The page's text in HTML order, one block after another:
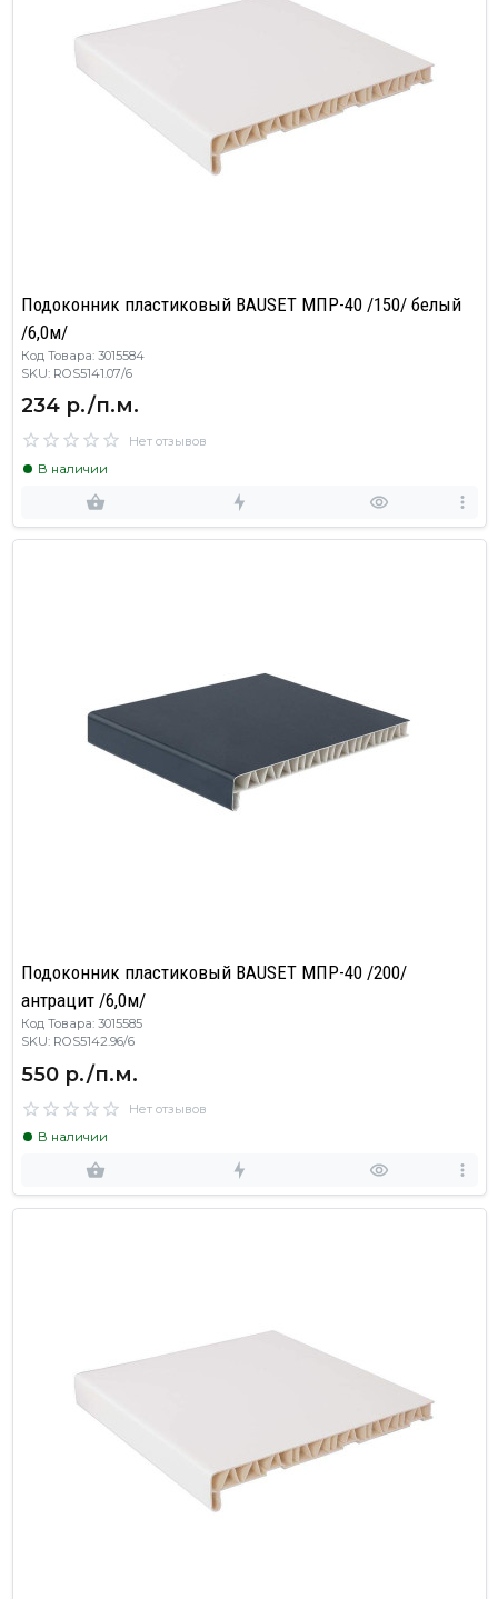
Подоконник пластиковый BAUSET МПР-40 /150/ белый
/6,0м/
Код Товара: 3015584
SKU: ROS5141.07/6
234 р./п.м.
Нет отзывов
В наличии
Подоконник пластиковый BAUSET МПР-40 /200/
антрацит /6,0м/
Код Товара: 3015585
SKU: ROS5142.96/6
550 р./п.м.
Нет отзывов
В наличии